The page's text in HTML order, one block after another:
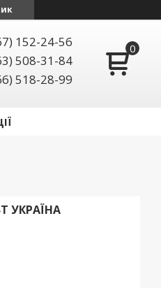
152-24-56
508-31-84
518-28-99
УКРАЇНА